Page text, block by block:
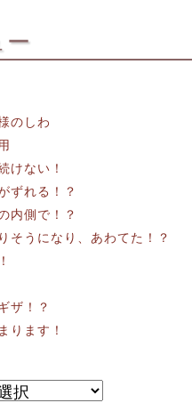
ー
のしわ
けない！
ずれる！？
内側で！？
そうになり、あわてた！？
ザ！？
ります！